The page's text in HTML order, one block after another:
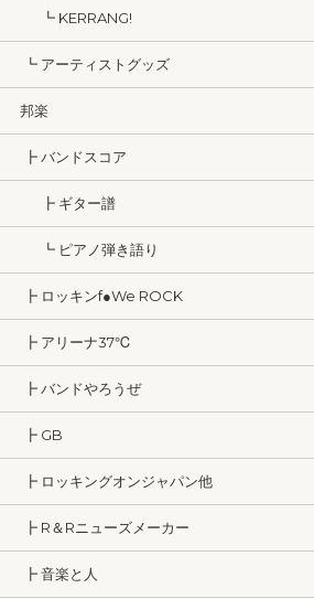
┗ KERRANG!
┗ アーティストグッズ
邦楽
┣ バンドスコア
┣ ギター譜
┗ ピアノ弾き語り
┣ ロッキンf●We ROCK
┣ アリーナ37℃
┣ バンドやろうぜ
┣ GB
┣ ロッキングオンジャパン他
┣ R＆Rニューズメーカー
┣ 音楽と人